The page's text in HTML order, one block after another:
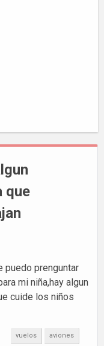
que
puedo prenguntar
mi niña,hay algun
cuide los niños
vuelos aviones